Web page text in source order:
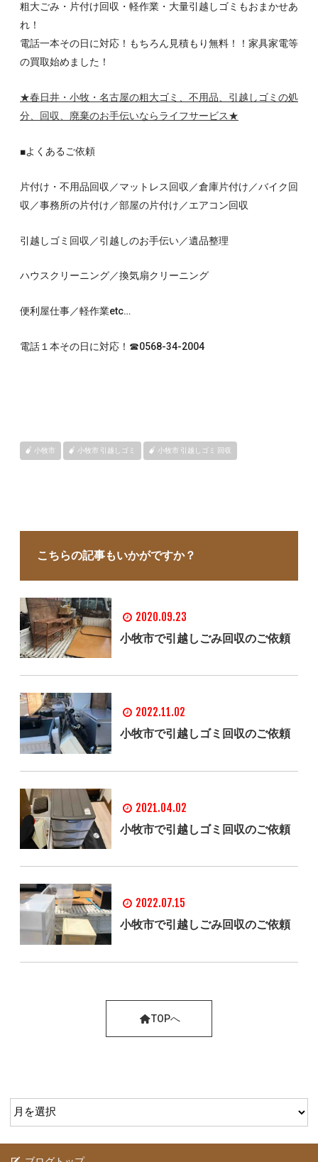
粗大ごみ・片付け回収・軽作業・大量引越しゴミもおまかせあ
れ！
電話一本その日に対応！もちろん見積もり無料！！家具家電等
の買取始めました！
★春日井・小牧・名古屋の粗大ゴミ、不用品、引越しゴミの処
分、回収、廃棄のお手伝いならライフサービス★
■よくあるご依頼
片付け・不用品回収／マットレス回収／倉庫片付け／バイク回
収／事務所の片付け／部屋の片付け／エアコン回収
引越しゴミ回収／引越しのお手伝い／遺品整理
ハウスクリーニング／換気扇クリーニング
便利屋仕事／軽作業etc…
電話１本その日に対応！☎0568-34-2004
小牧市 小牧市 引越しゴミ 小牧市 引越しゴミ 回収
こちらの記事もいかがですか？
2020.09.23
小牧市で引越しごみ回収のご依頼
2022.11.02
小牧市で引越しゴミ回収のご依頼
2021.04.02
小牧市で引越しゴミ回収のご依頼
2022.07.15
小牧市で引越しごみ回収のご依頼
TOPへ